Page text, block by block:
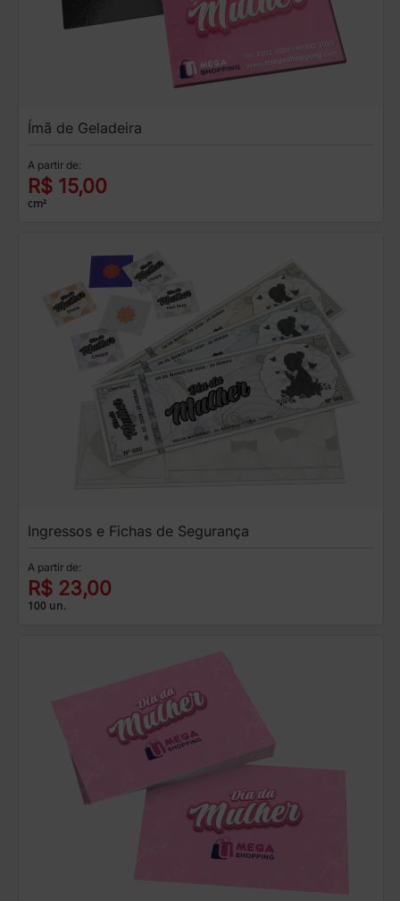
Ímã de Geladeira
A partir de:
R$ 15,00
cm²
Ingressos e Fichas de Segurança
A partir de:
R$ 23,00
100 un.